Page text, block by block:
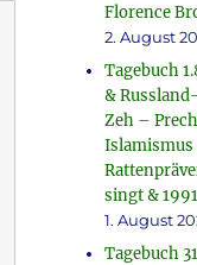
Florence
2. August
Tagebuch
&
Zeh –
singt &
1. August
Tagebuch